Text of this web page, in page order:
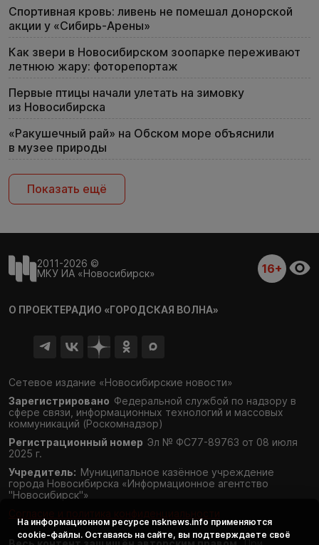
Спортивная кровь: ливень не помешал донорской
акции у «Сибирь-Арены»
Как звери в Новосибирском зоопарке переживают
летнюю жару: фоторепортаж
Первые птицы начали улетать на зимовку
из Новосибирска
«Ракушечный рай» на Обском море объяснили
в музее природы
Показать ещё
2011-2026 ©
МКУ ИА «Новосибирск»
16+
О ПРОЕКТЕРАДИО «ГОРОДСКАЯ ВОЛНА»
Сетевое издание «Новосибирские новости»
Зарегистрировано Федеральной службой по надзору в
сфере связи, информационных технологий и массовых
коммуникаций (Роскомнадзор)
Регистрационный номер Эл № ФС77-89763 от 08 июля
2025 г.
Учредитель: Муниципальное казённое учреждение
города Новосибирска «Информационное агентство
"Новосибирск"»
На информационном ресурсе nsknews.info применяются
cookie-файлы. Оставаясь на сайте, вы подтверждаете своё